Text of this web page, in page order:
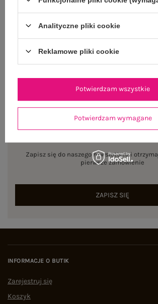
Centrum Logistyczne Nadarzyn
Centrum Logistyczne Nadarzyn
Dostępny
NEWSLETTER
Zapisz się do naszego newslettera i
pierwsze zamówienie
ZAPISZ SIĘ
INFORMACJE O BUTIK
Zarejestruj się
Koszyk
Analityczne pliki cookie
Reklamowe pliki cookie
Potwierdzam wymagane
Potwierdzam wszystkie